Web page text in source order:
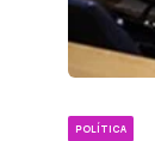
POLÍTICA